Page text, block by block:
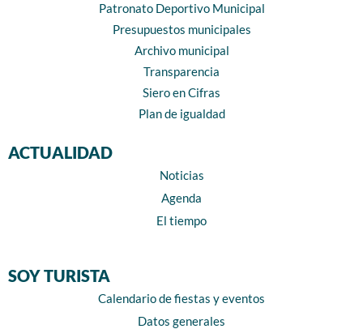
Patronato Deportivo Municipal
Presupuestos municipales
Archivo municipal
Transparencia
Siero en Cifras
Plan de igualdad
ACTUALIDAD
Noticias
Agenda
El tiempo
SOY TURISTA
Calendario de fiestas y eventos
Datos generales